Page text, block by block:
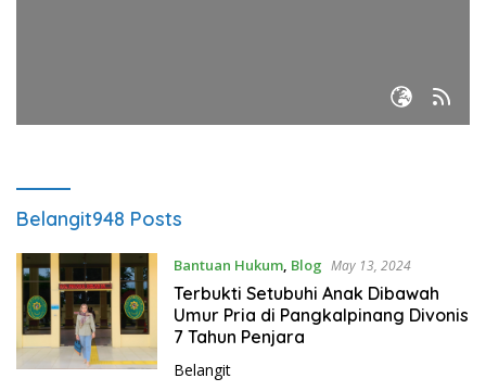
Belangit948 Posts
Bantuan Hukum, Blog May 13, 2024
Terbukti Setubuhi Anak Dibawah
Umur Pria di Pangkalpinang Divonis
7 Tahun Penjara
Belangit